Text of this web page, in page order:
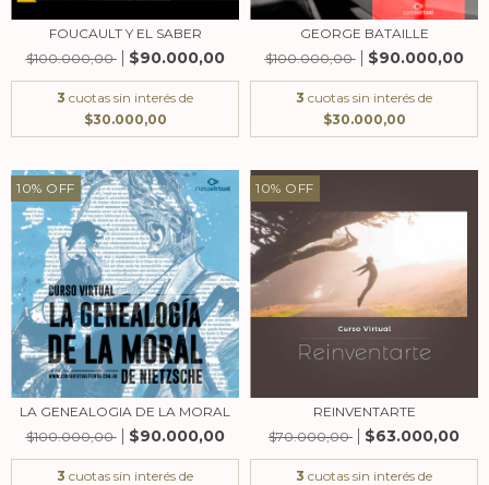
FOUCAULT Y EL SABER
$100.000,00
$90.000,00
3 cuotas sin interés de
$30.000,00
GEORGE BATAILLE
$100.000,00
$90.000,00
3 cuotas sin interés de
$30.000,00
10% OFF
LA GENEALOGIA DE LA MORAL
$100.000,00
$90.000,00
3 cuotas sin interés de
10% OFF
REINVENTARTE
$70.000,00
$63.000,00
3 cuotas sin interés de